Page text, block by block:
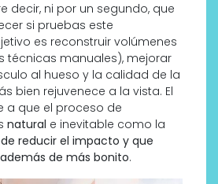
decir, ni por un segundo, que
si pruebas este
es reconstruir volúmenes
técnicas manuales), mejorar
al hueso y la calidad de la
bien rejuvenece a la vista. El
a que el proceso de
natural e inevitable como la
reducir el impacto y que
de más bonito.